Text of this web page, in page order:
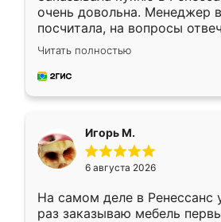
очень довольна. Менеджер
посчитала, на вопросы
Замерщик приехал в
делу со всей
за день, ребята работали
Читать полностью
Игорь М.
6 августа 2026
На самом деле в Ренессанс
раз заказываю мебель